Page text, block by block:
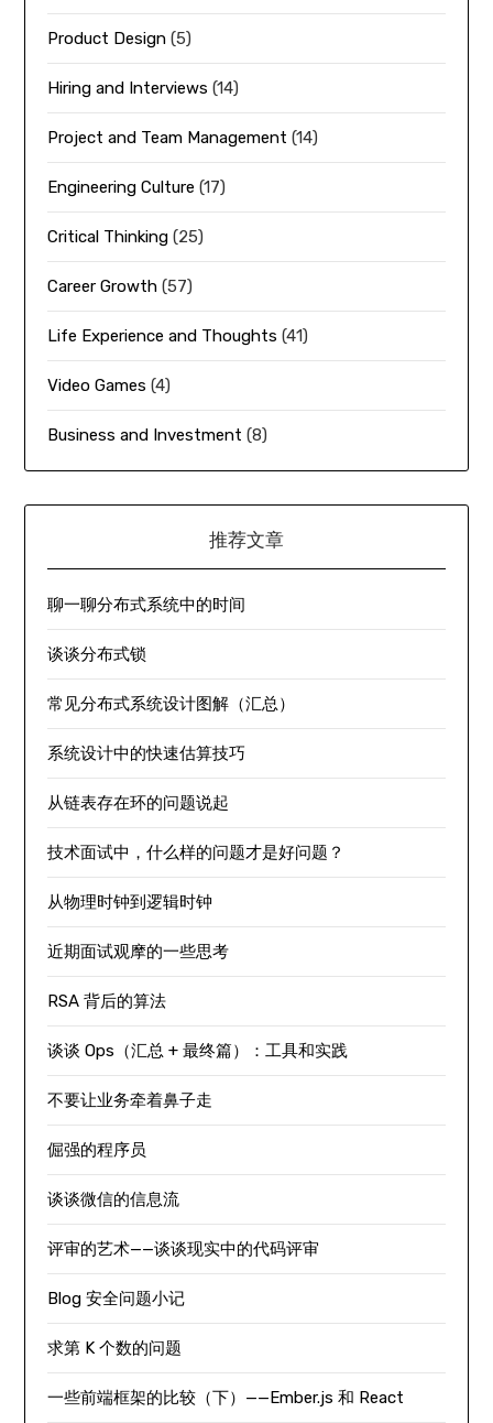
Product Design (5)
Hiring and Interviews (14)
Project and Team Management (14)
Engineering Culture (17)
Critical Thinking (25)
Career Growth (57)
Life Experience and Thoughts (41)
Video Games (4)
Business and Investment (8)
推荐文章
聊一聊分布式系统中的时间
谈谈分布式锁
常见分布式系统设计图解（汇总）
系统设计中的快速估算技巧
从链表存在环的问题说起
技术面试中，什么样的问题才是好问题？
从物理时钟到逻辑时钟
近期面试观摩的一些思考
RSA 背后的算法
谈谈 Ops（汇总 + 最终篇）：工具和实践
不要让业务牵着鼻子走
倔强的程序员
谈谈微信的信息流
评审的艺术——谈谈现实中的代码评审
Blog 安全问题小记
求第 K 个数的问题
一些前端框架的比较（下）——Ember.js 和 React